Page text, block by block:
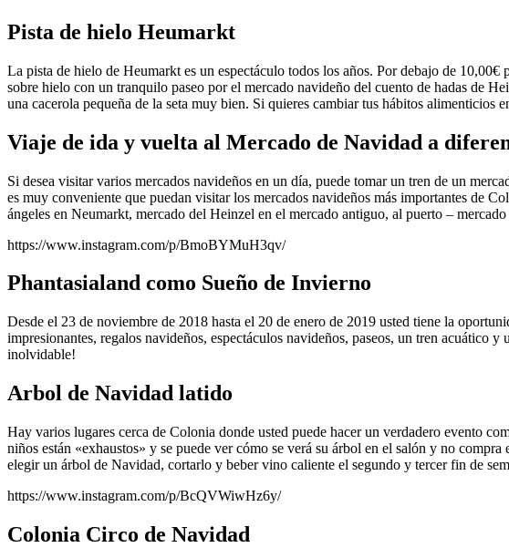
Pista de hielo Heumarkt
La pista de hielo de Heumarkt es un espectáculo todos los años. Por debajo de
sobre hielo con un tranquilo paseo por el mercado navideño del cuento de hadas de
una cacerola pequeña de la seta muy bien. Si quieres cambiar tus hábitos alimenticios
Viaje de ida y vuelta al Mercado de Navidad a
Si desea visitar varios mercados navideños en un día, puede tomar un tren de un
es muy conveniente que puedan visitar los mercados navideños más importantes de
ángeles en Neumarkt, mercado del Heinzel en el mercado antiguo, al puerto –
https://www.instagram.com/p/BmoBYMuH3qv/
Phantasialand como Sueño de Invierno
Desde el 23 de noviembre de 2018 hasta el 20 de enero de 2019 usted tiene la
impresionantes, regalos navideños, espectáculos navideños, paseos, un tren
inolvidable!
Arbol de Navidad latido
Hay varios lugares cerca de Colonia donde usted puede hacer un verdadero evento
niños están «exhaustos» y se puede ver cómo se verá su árbol en el salón y no
elegir un árbol de Navidad, cortarlo y beber vino caliente el segundo y tercer fin de
https://www.instagram.com/p/BcQVWiwHz6y/
Colonia Circo de Navidad